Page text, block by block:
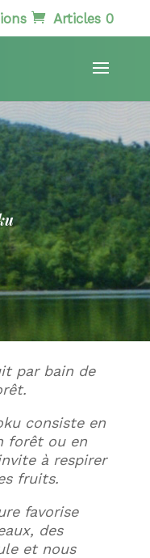
Articles 0
par bain de
consiste en
forêt ou en
à respirer
fruits.
favorise
des
et nous